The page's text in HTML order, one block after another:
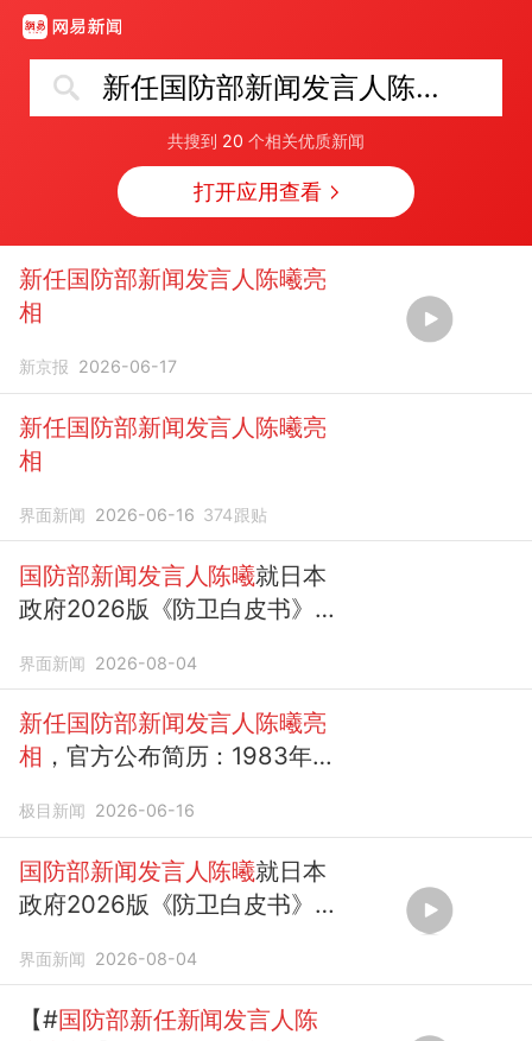
新任国防部新闻发言人陈曦亮相
共搜到 20 个相关优质新闻
打开应用查看
新任国防部新闻发言人陈曦亮
相
新京报 2026-06-17
新任国防部新闻发言人陈曦亮
相
界面新闻 2026-06-16 374跟贴
国防部新闻发言人陈曦就日本
政府2026版《防卫白皮书》答
界面新闻 2026-08-04
新任国防部新闻发言人陈曦亮
相 ，官方公布简历：1983年出
两子
极目新闻 2026-06-16
国防部新闻发言人陈曦就日本
政府2026版《防卫白皮书》答
界面新闻 2026-08-04
【#国防部新任新闻发言人陈